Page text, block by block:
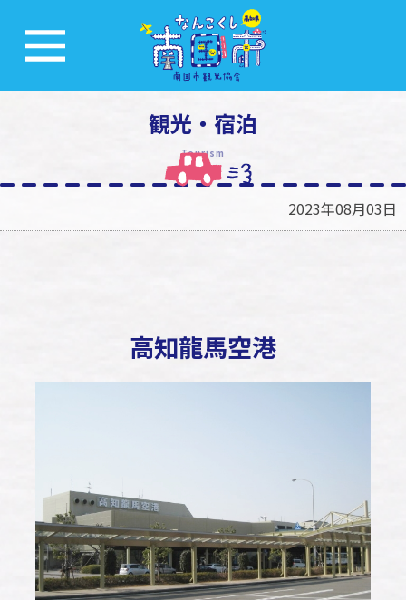
観光・宿泊
Tourism
2023年08月03日
高知龍馬空港